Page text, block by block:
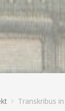
Transkribus